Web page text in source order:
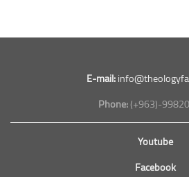
E-mail:
Phone:(+963)-
Youtube
Facebook